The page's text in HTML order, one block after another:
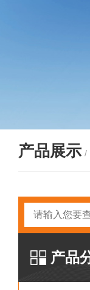
产品展示 /
产品